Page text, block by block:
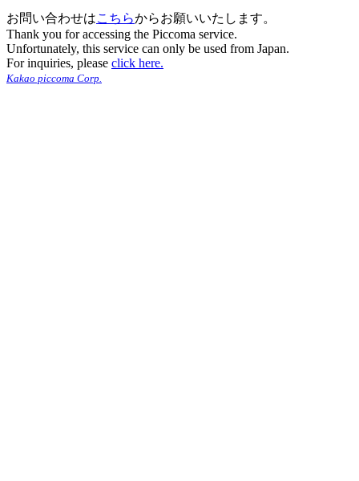
お問い合わせはこちらからお願いいたします。
Thank you for accessing the Piccoma service.
Unfortunately, this service can only be used from Japan.
For inquiries, please click here.
Kakao piccoma Corp.